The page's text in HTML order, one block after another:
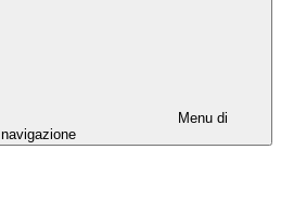
Menu di
navigazione